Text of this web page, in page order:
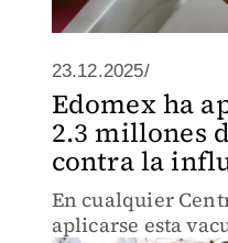
23.12.2025/
Edomex ha
2.3 millones
contra la
En cualquier
aplicarse esta